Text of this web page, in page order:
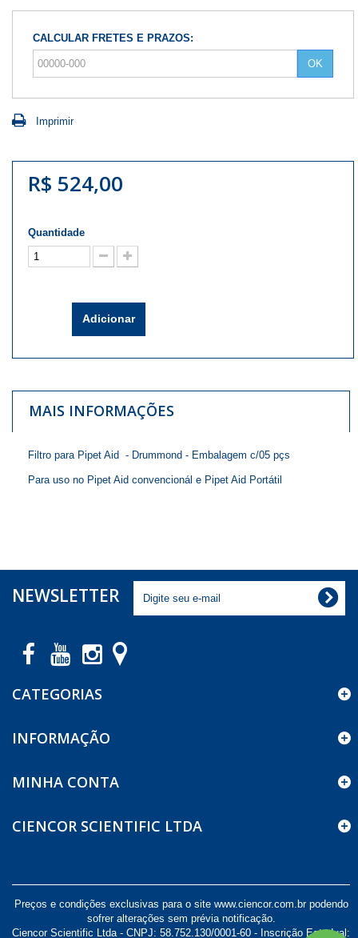
CALCULAR FRETES E PRAZOS:
OK
Imprimir
R$ 524,00
Quantidade
Adicionar
MAIS INFORMAÇÕES
Filtro para Pipet Aid - Drummond - Embalagem c/05 pçs
Para uso no Pipet Aid convencionál e Pipet Aid Portátil
NEWSLETTER
CATEGORIAS
INFORMAÇÃO
Preços e condições exclusivas para o site www.ciencor.com.br podendo
sofrer alterações sem prévia notificação.
Ciencor Scientific Ltda - CNPJ: 58.752.130/0001-60 - Inscrição Estadual:
MINHA CONTA
CIENCOR SCIENTIFIC LTDA